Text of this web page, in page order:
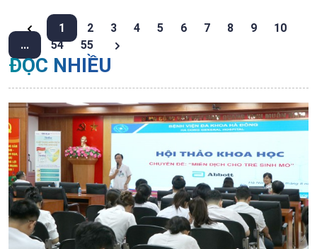
1 2 3 4 5 6 7 8 9
10
...
54 55
ĐỌC NHIỀU